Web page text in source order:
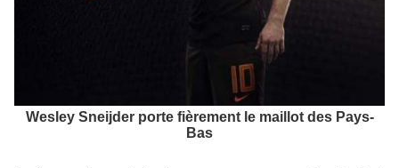
Wesley Sneijder porte fièrement le maillot des Pays-
Bas